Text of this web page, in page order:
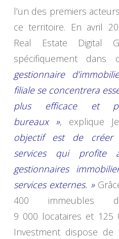
l’un des premiers
ce territoire. En avril
Real Estate Digital
spécifiquement dans
gestionnaire
filiale se concentrera
plus efficace et
bureaux », explique
objectif est de créer
services qui profite
gestionnaires
services externes. »
400 immeubles
9 000 locataires et 125
Investment dispose de